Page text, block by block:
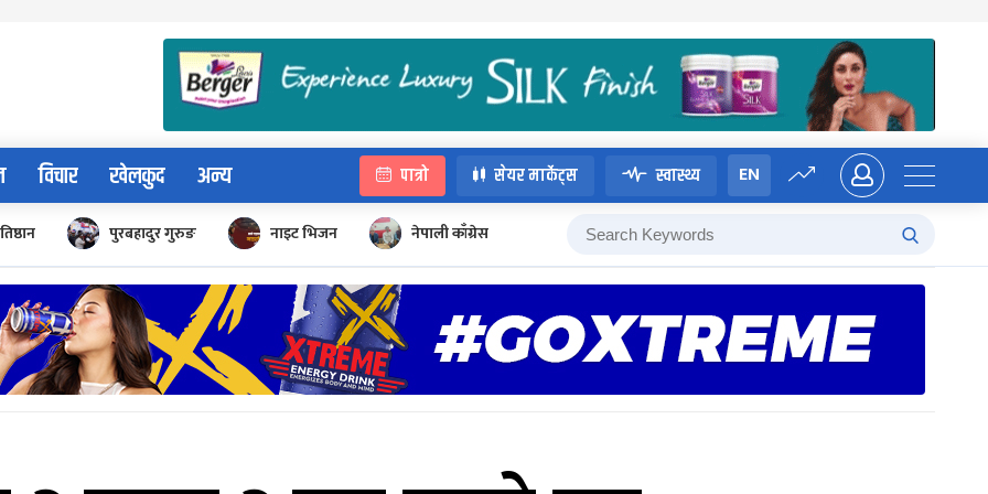
विचार खेलकुद अन्य पात्रो सेयर मार्केट्स स्वास्थ्य EN
पुरबहादुर गुरुङ नाइट भिजन नेपाली काँग्रेस